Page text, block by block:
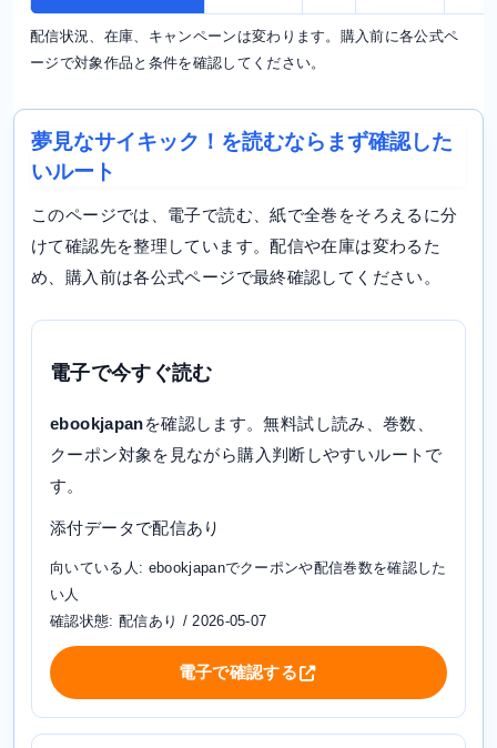
配信状況、在庫、キャンペーンは変わります。購入前に各公式ペ
ージで対象作品と条件を確認してください。
夢見なサイキック！を読むならまず確認した
いルート
このページでは、電子で読む、紙で全巻をそろえるに分
けて確認先を整理しています。配信や在庫は変わるた
め、購入前は各公式ページで最終確認してください。
電子で今すぐ読む
ebookjapanを確認します。無料試し読み、巻数、
クーポン対象を見ながら購入判断しやすいルートで
す。
添付データで配信あり
向いている人: ebookjapanでクーポンや配信巻数を確認した
い人
確認状態: 配信あり / 2026-05-07
電子で確認する